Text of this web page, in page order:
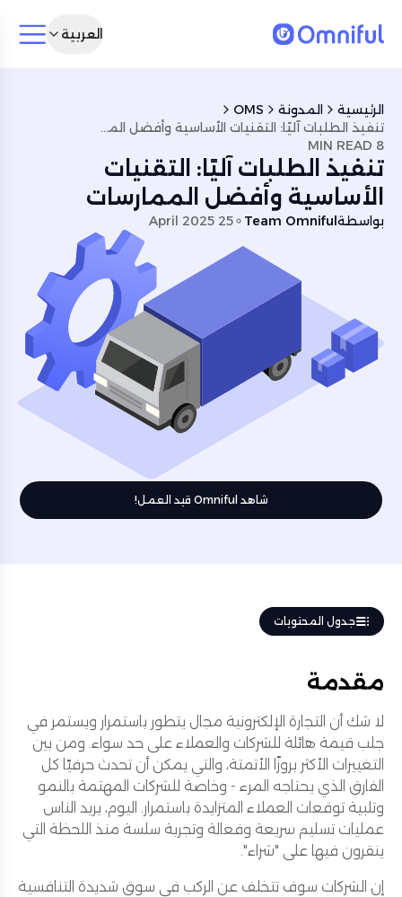
العربية
الرئيسية المدونة
OMS
تنفيذ الطلبات آليًا: التقنيات الأساسية وأفضل الممارسات
8 MIN READ
تنفيذ الطلبات آليًا: التقنيات
الأساسية وأفضل الممارسات
بواسطةTeam Omniful
25 April 2025
شاهد Omniful قيد العمل!
جدول المحتويات
مقدمة
لا شك أن التجارة الإلكترونية مجال يتطور باستمرار ويستمر في
جلب قيمة هائلة للشركات والعملاء على حد سواء. ومن بين
التغييرات الأكثر بروزًا الأتمتة، والتي يمكن أن تحدث حرفيًا كل
الفارق الذي يحتاجه المرء - وخاصة للشركات المهتمة بالنمو
وتلبية توقعات العملاء المتزايدة باستمرار. اليوم، يريد الناس
عمليات تسليم سريعة وفعالة وتجربة سلسة منذ اللحظة التي
ينقرون فيها على "شراء".
إن الشركات سوف تتخلف عن الركب في سوق شديدة التنافسية